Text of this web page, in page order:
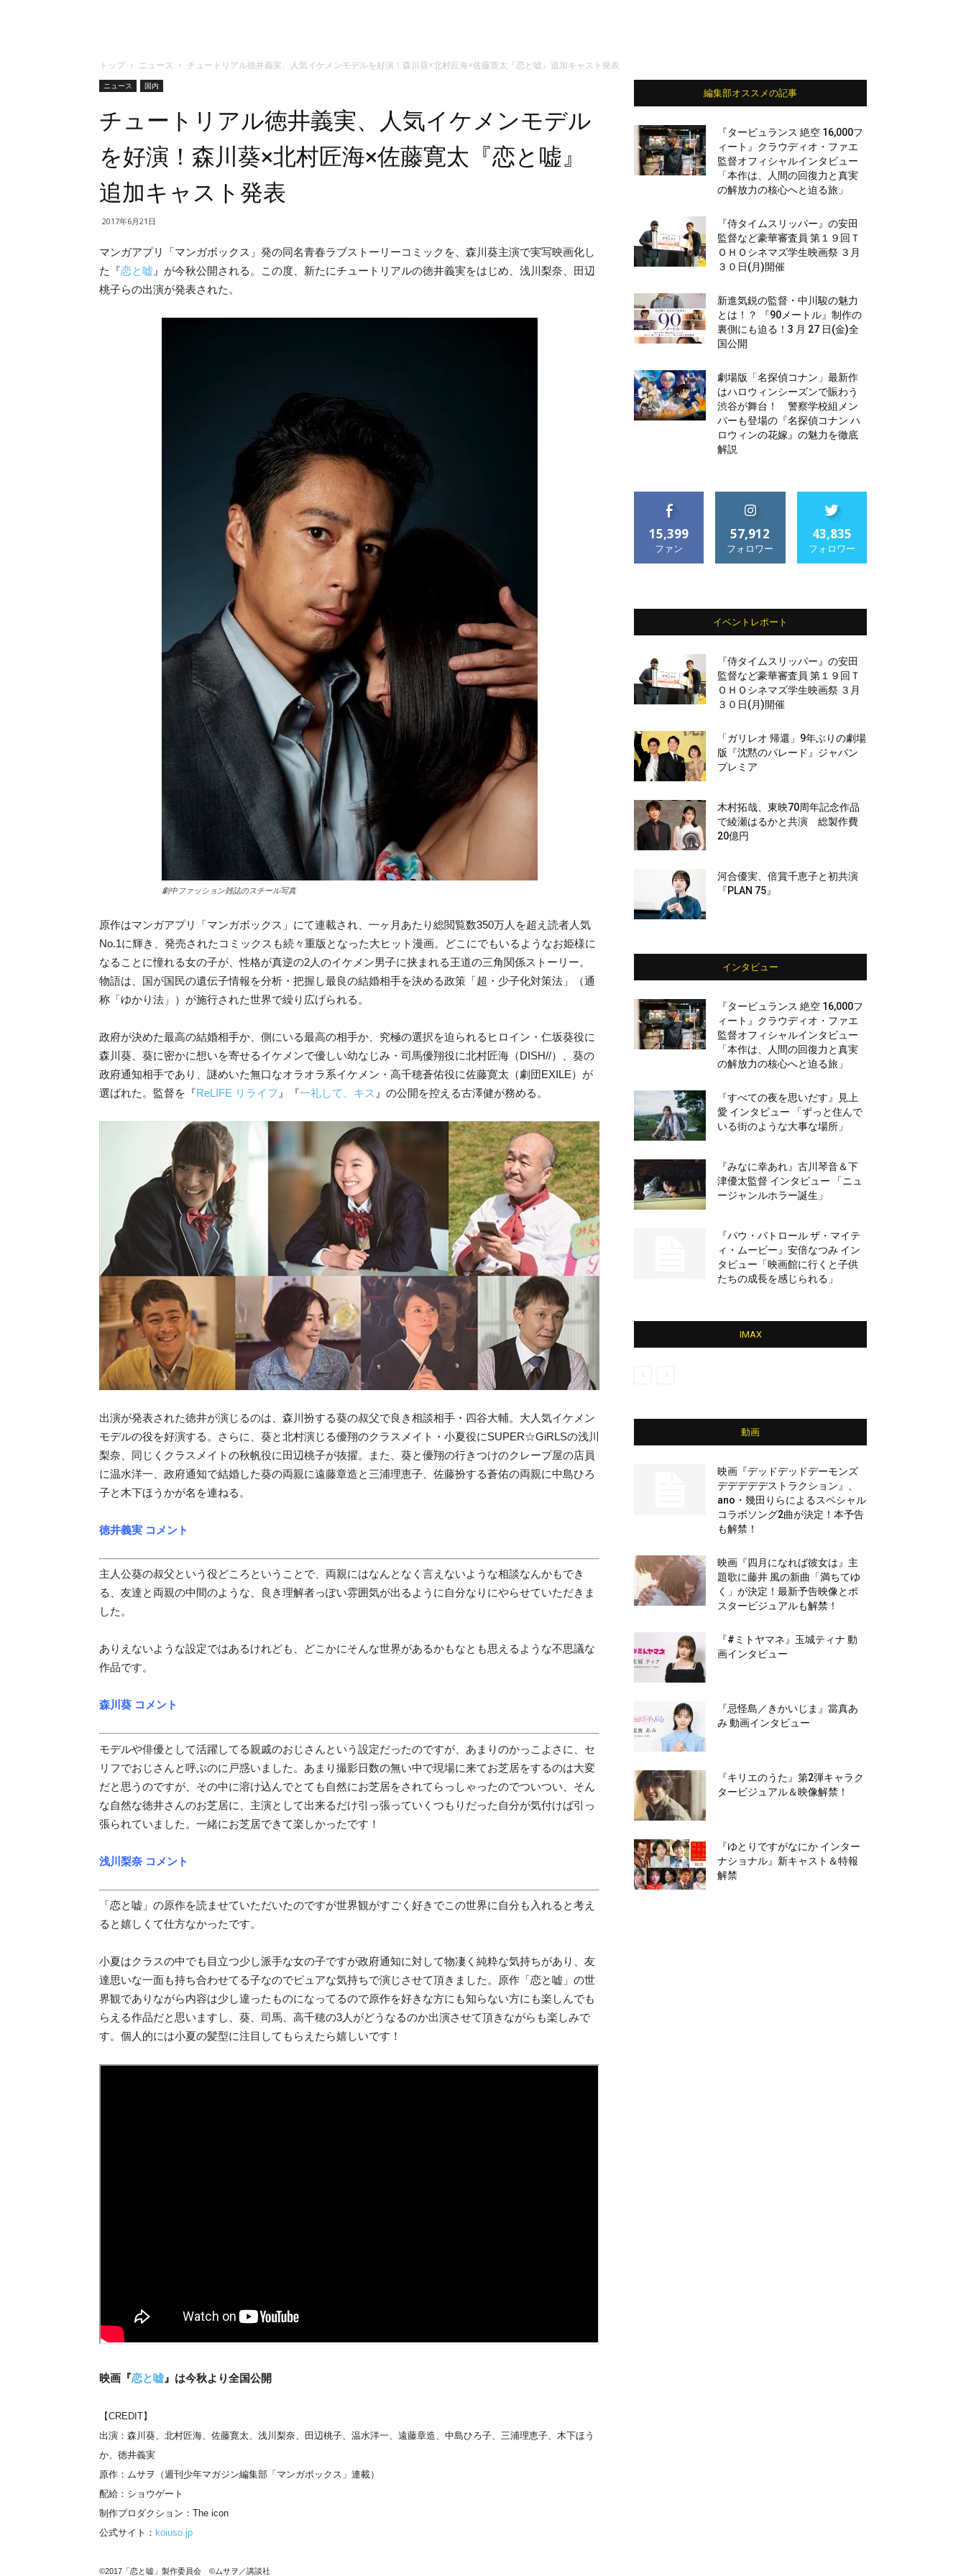
トップ ニュース チュートリアル徳井義実、人気イケメンモデルを好演！森川葵×北村匠海×佐藤寛太『恋と嘘』追加キャスト発表
ニュース 国内
チュートリアル徳井義実、人気イケメンモデル
を好演！森川葵×北村匠海×佐藤寛太『恋と嘘』
追加キャスト発表
2017年6月21日
マンガアプリ「マンガボックス」発の同名青春ラブストーリーコミックを、森川葵主演で実写映画化し
た『恋と嘘 』が今秋公開される。この度、新たにチュートリアルの徳井義実をはじめ、浅川梨奈、田辺
桃子らの出演が発表された。
劇中ファッション雑誌のスチール写真
原作はマンガアプリ「マンガボックス」にて連載され、一ヶ月あたり総閲覧数350万人を超え読者人気
No.1に輝き、発売されたコミックスも続々重版となった大ヒット漫画。どこにでもいるようなお姫様に
なることに憧れる女の子が、性格が真逆の2人のイケメン男子に挟まれる王道の三角関係ストーリー。
物語は、国が国民の遺伝子情報を分析・把握し最良の結婚相手を決める政策「超・少子化対策法」（通
称「ゆかり法」）が施行された世界で繰り広げられる。
政府が決めた最高の結婚相手か、側にいる最高の相手か、究極の選択を迫られるヒロイン・仁坂葵役に
森川葵、葵に密かに想いを寄せるイケメンで優しい幼なじみ・司馬優翔役に北村匠海（DISH//）、葵の
政府通知相手であり、謎めいた無口なオラオラ系イケメン・高千穂蒼佑役に佐藤寛太（劇団EXILE）が
選ばれた。監督を『ReLIFE リライフ 』『一礼して、キス 』の公開を控える古澤健が務める。
出演が発表された徳井が演じるのは、森川扮する葵の叔父で良き相談相手・四谷大輔。大人気イケメン
モデルの役を好演する。さらに、葵と北村演じる優翔のクラスメイト・小夏役にSUPER☆GiRLSの浅川
梨奈、同じくクラスメイトの秋帆役に田辺桃子が抜擢。また、葵と優翔の行きつけのクレープ屋の店員
に温水洋一、政府通知で結婚した葵の両親に遠藤章造と三浦理恵子、佐藤扮する蒼佑の両親に中島ひろ
子と木下ほうかが名を連ねる。
徳井義実 コメント
主人公葵の叔父という役どころということで、両親にはなんとなく言えないような相談なんかもでき
る、友達と両親の中間のような、良き理解者っぽい雰囲気が出るように自分なりにやらせていただきま
した。
ありえないような設定ではあるけれども、どこかにそんな世界があるかもなとも思えるような不思議な
作品です。
森川葵 コメント
モデルや俳優として活躍してる親戚のおじさんという設定だったのですが、あまりのかっこよさに、セ
リフでおじさんと呼ぶのに戸惑いました。あまり撮影日数の無い中で現場に来てお芝居をするのは大変
だと思うのですが、その中に溶け込んでとても自然にお芝居をされてらっしゃったのでついつい、そん
な自然な徳井さんのお芝居に、主演として出来るだけ引っ張っていくつもりだった自分が気付けば引っ
張られていました。一緒にお芝居できて楽しかったです！
浅川梨奈 コメント
「恋と嘘」の原作を読ませていただいたのですが世界観がすごく好きでこの世界に自分も入れると考え
ると嬉しくて仕方なかったです。
小夏はクラスの中でも目立つ少し派手な女の子ですが政府通知に対して物凄く純粋な気持ちがあり、友
達思いな一面も持ち合わせてる子なのでピュアな気持ちで演じさせて頂きました。原作「恋と嘘」の世
界観でありながら内容は少し違ったものになってるので原作を好きな方にも知らない方にも楽しんでも
らえる作品だと思いますし、葵、司馬、高千穂の3人がどうなるのか出演させて頂きながらも楽しみで
す。個人的には小夏の髪型に注目してもらえたら嬉しいです！
映画『恋と嘘 』は今秋より全国公開
【CREDIT】
出演：森川葵、北村匠海、佐藤寛太、浅川梨奈、田辺桃子、温水洋一、遠藤章造、中島ひろ子、三浦理恵子、木下ほう
か、徳井義実
原作：ムサヲ（週刊少年マガジン編集部「マンガボックス」連載）
配給：ショウゲート
制作プロダクション：The icon
公式サイト： koiuso.jp
©2017「恋と嘘」製作委員会 ©ムサヲ／講談社
編集部オススメの記事
『タービュランス 絶空 16,000フ
ィート』クラウディオ・ファエ
監督オフィシャルインタビュー
「本作は、人間の回復力と真実
の解放力の核心へと迫る旅」
『侍タイムスリッパー』の安田
監督など豪華審査員 第１９回Ｔ
ＯＨＯシネマズ学生映画祭 ３月
３０日(月)開催
新進気鋭の監督・中川駿の魅力
とは！？ 『90メートル』制作の
裏側にも迫る！3 月 27 日(金)全
国公開
劇場版「名探偵コナン」最新作
はハロウィンシーズンで賑わう
渋谷が舞台！ 警察学校組メン
バーも登場の『名探偵コナン ハ
ロウィンの花嫁』の魅力を徹底
解説
15,399
ファン
57,912
フォロワー
43,835
フォロワー
イベントレポート
『侍タイムスリッパー』の安田
監督など豪華審査員 第１９回Ｔ
ＯＨＯシネマズ学生映画祭 ３月
３０日(月)開催
「ガリレオ 帰還」9年ぶりの劇場
版『沈黙のパレード』ジャパン
プレミア
木村拓哉、東映70周年記念作品
で綾瀬はるかと共演 総製作費
20億円
河合優実、倍賞千恵子と初共演
『PLAN 75』
インタビュー
『タービュランス 絶空 16,000フ
ィート』クラウディオ・ファエ
監督オフィシャルインタビュー
「本作は、人間の回復力と真実
の解放力の核心へと迫る旅」
『すべての夜を思いだす』見上
愛 インタビュー 「ずっと住んで
いる街のような大事な場所」
『みなに幸あれ』古川琴音＆下
津優太監督 インタビュー 「ニュ
ージャンルホラー誕生」
『パウ・パトロール ザ・マイテ
ィ・ムービー』安倍なつみ イン
タビュー「映画館に行くと子供
たちの成長を感じられる」
IMAX
動画
映画『デッドデッドデーモンズ
デデデデデストラクション』、
ano・幾田りらによるスペシャル
コラボソング2曲が決定！本予告
も解禁！
映画『四月になれば彼女は』主
題歌に藤井 風の新曲「満ちてゆ
く」が決定！最新予告映像とポ
スタービジュアルも解禁！
『#ミトヤマネ』玉城ティナ 動
画インタビュー
『忌怪島／きかいじま』當真あ
み 動画インタビュー
『キリエのうた』第2弾キャラク
タービジュアル＆映像解禁！
『ゆとりですがなにか インター
ナショナル』新キャスト＆特報
解禁